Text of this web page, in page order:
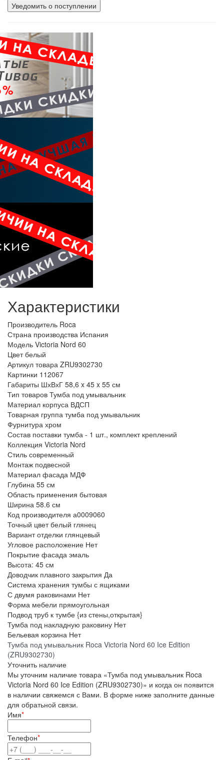
Уведомить о поступлении
Характеристики
Производитель Roca
Страна производства Испания
Модель Victoria Nord 60
Цвет белый
Артикул товара ZRU9302730
Картинки 112067
Габариты ШхВхГ 58,6 x 45 x 55 см
Тип товаров Тумба под умывальник
Материал корпуса ВДСП
Товарная группа тумба под умывальник
Фурнитура хром
Состав поставки тумба - 1 шт., комплект креплений
Коллекция Victoria Nord
Стиль современный
Монтаж подвесной
Материал фасада МДФ
Глубина 55 см
Область применения бытовая
Ширина 58.6 см
Код производителя а0009060
Точный цвет белый глянец
Вариант отделки глянцевый
Угловое расположение Нет
Покрытие фасада эмаль
Высота: 45 см
Доводчик плавного закрытия Да
Система хранения тумбы с ящиками
С двумя раковинами Нет
Форма мебели прямоугольная
Подвод труб к тумбе {из стены,открытая}
Тумба под накладную раковину Нет
Бельевая корзина Нет
Тумба под умывальник Roca Victoria Nord 60 Ice Edition
(ZRU9302730)
Уточнить наличие
Мы уточним наличие товара «Тумба под умывальник Roca
Victoria Nord 60 Ice Edition (ZRU9302730)» и когда он появится
в наличии свяжемся с Вами. В форме ниже заполните данные
для обратьной связи.
Имя*
Телефон*